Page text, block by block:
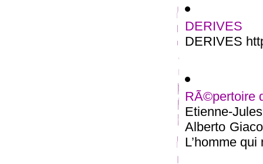
DERIVES
DERIVES
RÃ©pertoire
Etienne-
Alberto
L’homme